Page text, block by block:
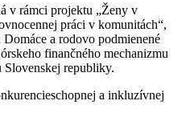
v rámci projektu „Ženy v
práci v komunitách“,
a rodovo podmienené
finančného mechanizmu
Slovenskej republiky.
a inkluzívnej